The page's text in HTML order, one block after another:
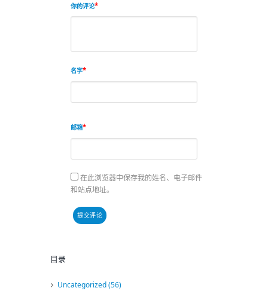
你的评论
名字
邮箱
在此浏览器中保存我的姓名、电子邮件
和站点地址。
目录
Uncategorized(56)